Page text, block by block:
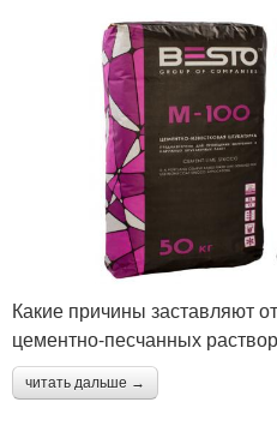
Какие причины заставляют
цементно-песчанных
читать дальше →